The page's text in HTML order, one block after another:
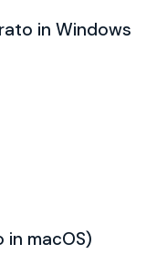
in Windows
macOS)